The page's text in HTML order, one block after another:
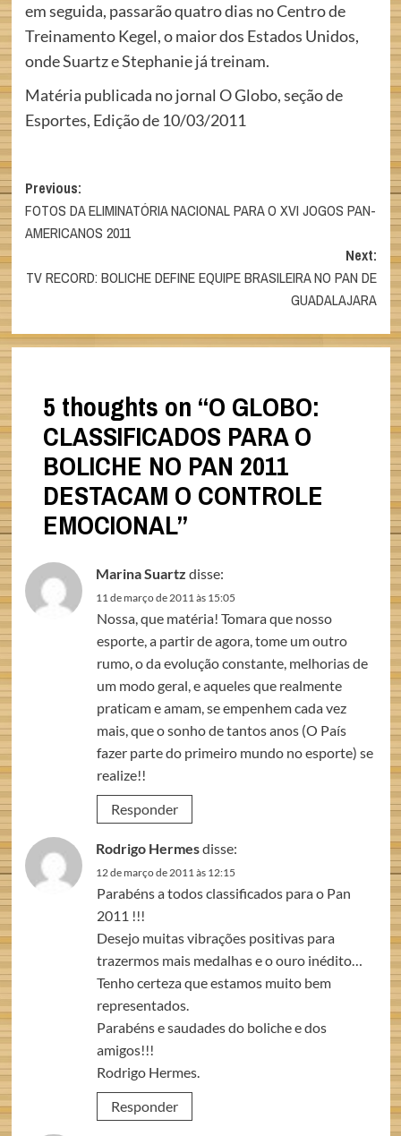
em seguida, passarão quatro dias no Centro de
Treinamento Kegel, o maior dos Estados Unidos,
onde Suartz e Stephanie já treinam.
Matéria publicada no jornal O Globo, seção de
Esportes, Edição de 10/03/2011
Post
navigation
Previous:
FOTOS DA ELIMINATÓRIA NACIONAL PARA O XVI JOGOS PAN-
AMERICANOS 2011
Next:
TV RECORD: BOLICHE DEFINE EQUIPE BRASILEIRA NO PAN DE
GUADALAJARA
5 thoughts on “O GLOBO:
CLASSIFICADOS PARA O
BOLICHE NO PAN 2011
DESTACAM O CONTROLE
EMOCIONAL”
Marina Suartz disse:
11 de março de 2011 às 15:05
Nossa, que matéria! Tomara que nosso
esporte, a partir de agora, tome um outro
rumo, o da evolução constante, melhorias de
um modo geral, e aqueles que realmente
praticam e amam, se empenhem cada vez
mais, que o sonho de tantos anos (O País
fazer parte do primeiro mundo no esporte) se
realize!!
Responder
Rodrigo Hermesdisse:
12 de março de 2011 às 12:15
Parabéns a todos classificados para o Pan
2011 !!!
Desejo muitas vibrações positivas para
trazermos mais medalhas e o ouro inédito…
Tenho certeza que estamos muito bem
representados.
Parabéns e saudades do boliche e dos
amigos!!!
Rodrigo Hermes.
Responder